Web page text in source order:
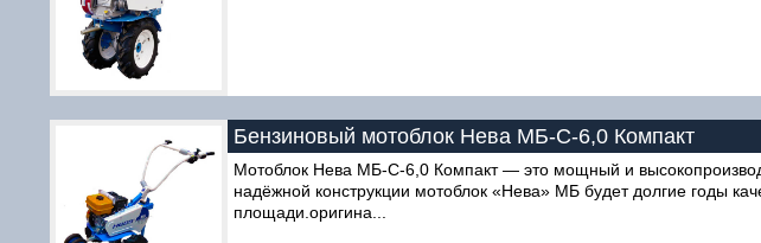
Бензиновый мотоблок Нева МБ-С-6,0 Компакт
Мотоблок Нева МБ-С-6,0 Компакт — это мощный и
надёжной конструкции мотоблок «Нева» МБ будет долгие годы
площади.оригина...